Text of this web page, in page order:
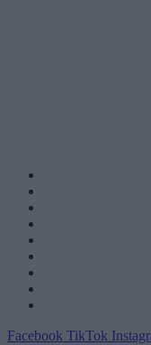
Facebook TikTok